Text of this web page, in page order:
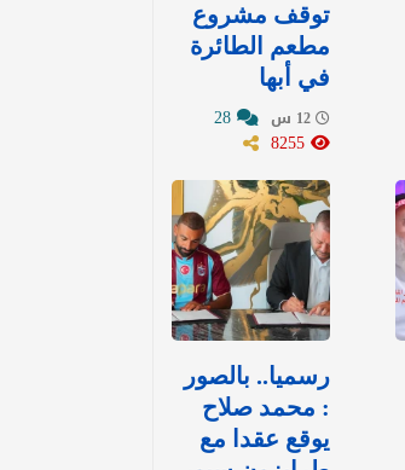
توقف مشروع
مطعم الطائرة
في أبها
رسميا.. بالصور
: محمد صلاح
يوقع عقدا مع